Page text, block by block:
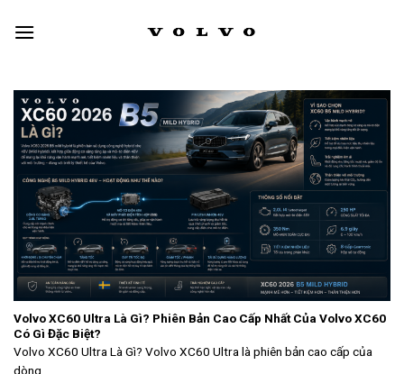
Volvo XC60 Ultra Là Gì? Phiên Bản Cao Cấp Nhất Của Volvo XC60
Có Gì Đặc Biệt?
Volvo XC60 Ultra Là Gì? Volvo XC60 Ultra là phiên bản cao cấp của
dòng